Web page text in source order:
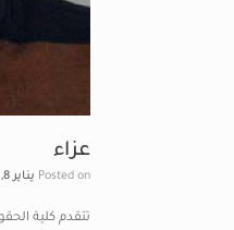
عزاء
Posted on يناير 8, 2019
تتقدم كلية